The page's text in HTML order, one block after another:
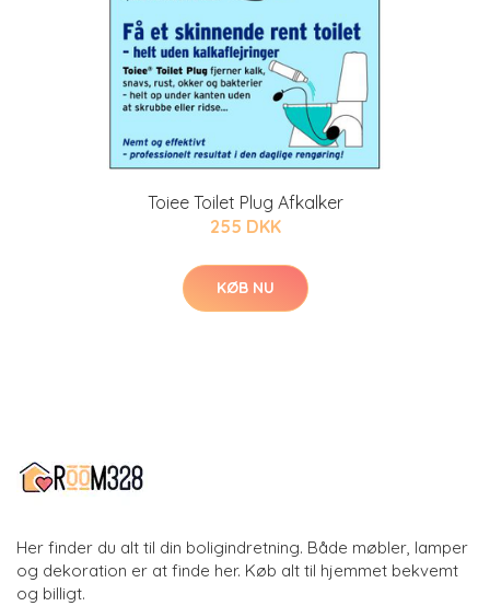
Toiee Toilet Plug Afkalker
255 DKK
KØB NU
Her finder du alt til din boligindretning. Både møbler, lamper
og dekoration er at finde her. Køb alt til hjemmet bekvemt
og billigt.